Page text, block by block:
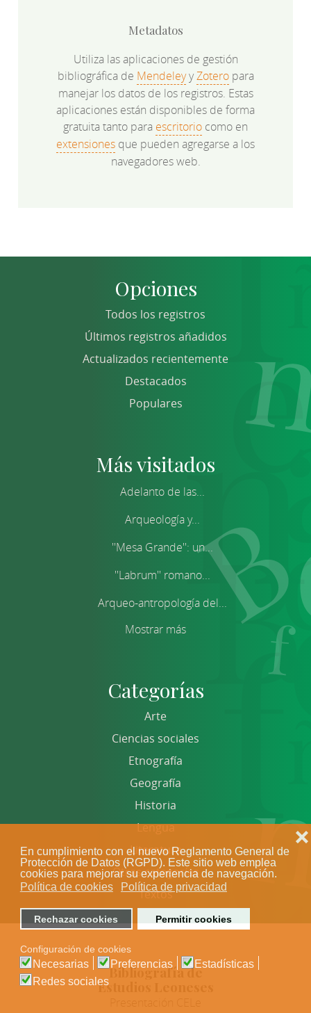
En cumplimiento con el nuevo Reglamento General de
Protección de Datos (RGPD). Este sitio web emplea
cookies para mejorar su experiencia de navegación.
Política de cookies
Política de privacidad
Rechazar cookies Permitir cookies
❌
Configuración de cookies
Necesarias Preferencias
Estadísticas
Redes sociales
Metadatos
Utiliza las aplicaciones de gestión
bibliográfica de MendeleyyZoteropara
manejar los datos de los registros. Estas
aplicaciones están disponibles de forma
gratuita tanto para escritorio como en
extensiones que pueden agregarse a los
navegadores web.
Opciones
Todos los registros
Últimos registros añadidos
Actualizados recientemente
Destacados
Populares
Más visitados
Adelanto de las...
Arqueología y...
''Mesa Grande'': un...
''Labrum'' romano...
Arqueo-antropología del...
Mostrar más
Categorías
Arte
Ciencias sociales
Etnografía
Geografía
Historia
Lengua
Literatura
Otras categorías
Textos
Bibliografía de
Estudios Leoneses